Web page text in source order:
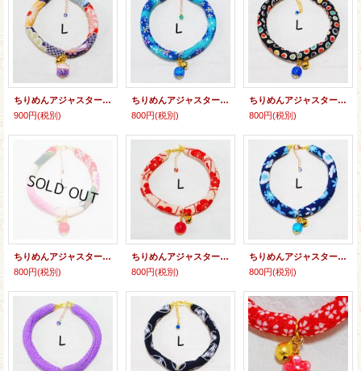
ちりめんアジャスター★招き猫
900円(税別)
ちりめんアジャスター★クラックビーズ
800円(税別)
ちりめんアジャスター★クラックビーズ
800円(税別)
ちりめんアジャスター★クラックビーズ
800円(税別)
ちりめんアジャスター★クラックビーズ
800円(税別)
ちりめんアジャスター★クラックビーズ
800円(税別)